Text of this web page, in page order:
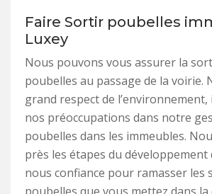
Faire Sortir poubelles
Luxey
Nous pouvons vous assurer la
poubelles au passage de la voirie.
grand respect de
nos préoccupations dans notre
poubelles dans les immeubles.
près les étapes du développement
nous confiance pour ramasser les